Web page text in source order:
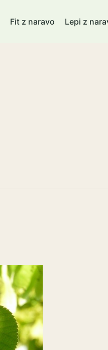
Fit z naravo Lepi z